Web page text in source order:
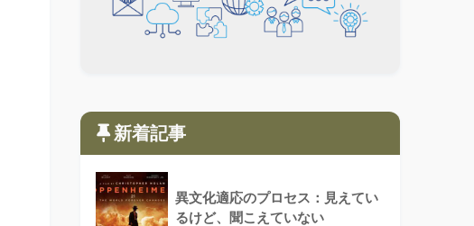
新着記事
異文化適応のプロセス：見えてい
るけど、聞こえていない